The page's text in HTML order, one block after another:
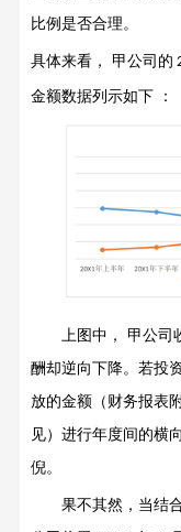
比例是否合理。
具体来看， 甲公司的
金额数据列示如下 ：
上图中， 甲公司
酬却逆向下降。若投
放的金额（财务报表
见）进行年度间的横
倪。
果不其然，当结